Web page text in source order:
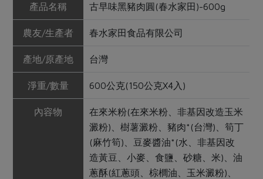
產品名稱 古早味黑豬肉圓(春水家田)-600g
農友/生產者 春水家田食品有限公司
產地/原產地 台灣
淨重/數量 600公克(150公克X4入)
內容物
在來米粉(在來米粉、非基因改造玉米
澱粉)、樹薯澱粉、豬肉*(台灣)、筍丁
(麻竹筍)、豆麥醬油*(水、非基因改
造黃豆、小麥、食鹽、砂糖、米)、油
蔥酥(紅蔥頭、棕櫚油、玉米澱粉)、